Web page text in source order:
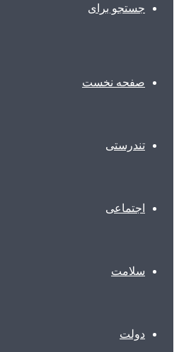
جستجو برای
صفحه نخست
تندرستی
اجتماعی
سلامت
دولت